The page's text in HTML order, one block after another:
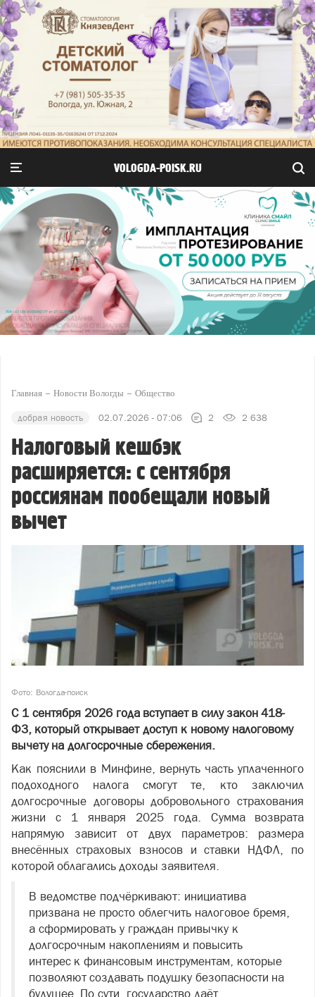
VOLOGDA-POISK.RU
Главная Новости Вологды Общество
добрая новость 02.07.2026 - 07:06 2 2 638
Налоговый кешбэк
расширяется: с сентября
россиянам пообещали новый
вычет
Фото: Вологда-поиск
С 1 сентября 2026 года вступает в силу закон 418-
ФЗ, который открывает доступ к новому налоговому
вычету на долгосрочные сбережения.
Как пояснили в Минфине, вернуть часть уплаченного
подоходного налога смогут те, кто заключил
долгосрочные договоры добровольного страхования
жизни с 1 января 2025 года. Сумма возврата
напрямую зависит от двух параметров: размера
внесённых страховых взносов и ставки НДФЛ, по
которой облагались доходы заявителя.
В ведомстве подчёркивают: инициатива
призвана не просто облегчить налоговое бремя,
а сформировать у граждан привычку к
долгосрочным накоплениям и повысить
интерес к финансовым инструментам, которые
позволяют создавать подушку безопасности на
будущее. По сути, государство даёт